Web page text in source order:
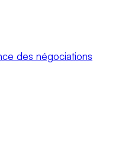
des négociations